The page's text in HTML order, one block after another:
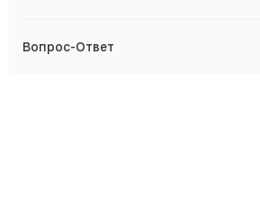
Вопрос-Ответ